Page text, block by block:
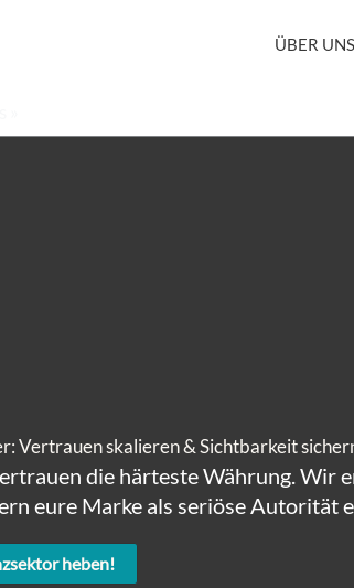
ÜBER UNS
Vertrauen skalieren & Sichtbarkeit
die härteste Währung. Wir
eure Marke als seriöse Autorität
heben!